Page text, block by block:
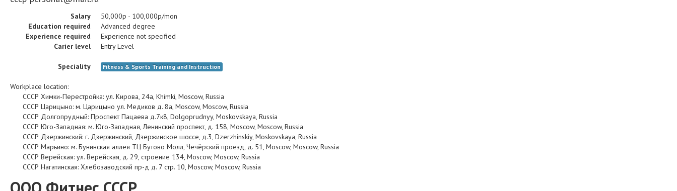
Salary
50,000р - 100,000р/mon
Education required
Advanced degree
Experience required
Experience not specified
Carier level
Entry Level
Speciality Fitness & Sports Training and Instruction
Workplace location:
СССР Химки-Перестройка: ул. Кирова, 24а, Khimki, Moscow, Russia
СССР Царицыно: м. Царицыно ул. Медиков д. 8а, Moscow, Moscow, Russia
СССР Долгопрудный: Проспект Пацаева д.7к8, Dolgoprudnyy, Moskovskaya, Russia
СССР Юго-Западная: м. Юго-Западная, Ленинский проспект, д. 158, Moscow, Moscow, Russia
СССР Дзержинский: г. Дзержинский, Дзержинское шоссе, д.3, Dzerzhinskiy, Moskovskaya, Russia
СССР Марьино: м. Бунинская аллея ТЦ Бутово Молл, Чечёрский проезд, д. 51, Moscow, Moscow, Russia
СССР Верейская: ул. Верейская, д. 29, строение 134, Moscow, Moscow, Russia
СССР Нагатинская: Хлебозаводский пр-д д. 7 стр. 10, Moscow, Moscow, Russia